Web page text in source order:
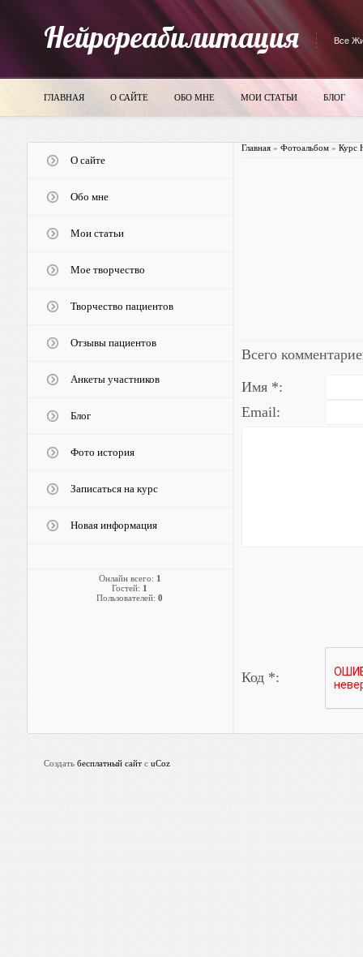
Нейрореабилитация Все
ГЛАВНАЯ О САЙТЕ ОБО МНЕ МОИ СТАТЬИ БЛОГ
О сайте
Обо мне
Мои статьи
Мое творчество
Творчество пациентов
Отзывы пациентов
Анкеты участников
Блог
Фото история
Записаться на курс
Новая информация
Онлайн всего: 1
Гостей: 1
Пользователей: 0
Главная» Фотоальбом» Курс
Всего
Имя *:
Email:
Код *:
Создать бесплатный сайт с uCoz